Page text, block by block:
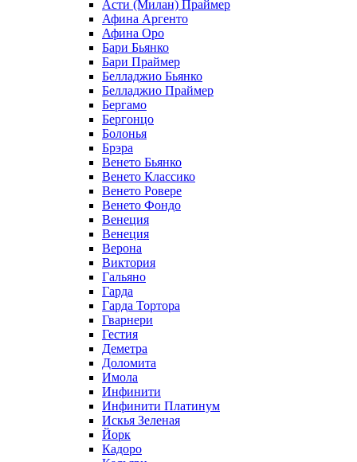
Асти (Милан) Праймер
Афина Аргенто
Афина Оро
Бари Бьянко
Бари Праймер
Белладжио Бьянко
Белладжио Праймер
Бергамо
Бергонцо
Болонья
Брэра
Венето Бьянко
Венето Классико
Венето Ровере
Венето Фондо
Венеция
Венеция
Верона
Виктория
Гальяно
Гарда
Гарда Тортора
Гварнери
Гестия
Деметра
Доломита
Имола
Инфинити
Инфинити Платинум
Искья Зеленая
Йорк
Кадоро